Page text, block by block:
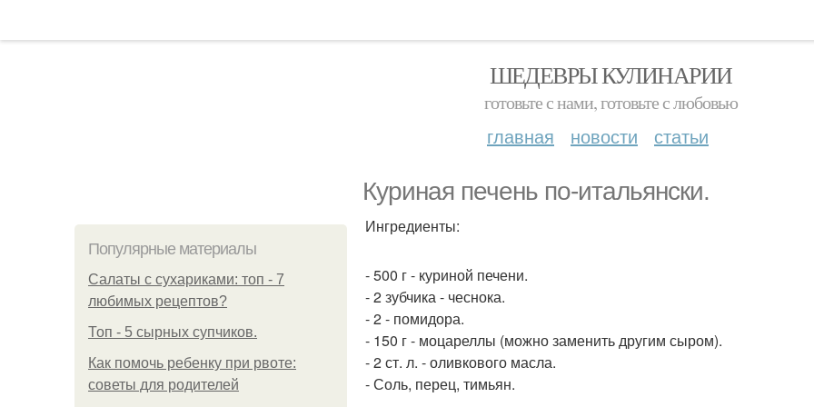
ШЕДЕВРЫ КУЛИНАРИИ
готовьте с нами, готовьте с любовью
главная новости статьи
Куриная печень по-итальянски.
Популярные материалы
Салаты с сухариками: топ - 7
любимых рецептов?
Топ - 5 сырных супчиков.
Как помочь ребенку при рвоте:
советы для родителей
Ингредиенты:
- 500 г - куриной печени.
- 2 зубчика - чеснока.
- 2 - помидора.
- 150 г - моцареллы (можно заменить другим сыром).
- 2 ст. л. - оливкового масла.
- Соль, перец, тимьян.